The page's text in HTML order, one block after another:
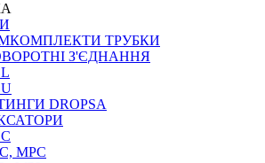
ТРУБКИ
З'ЄДНАННЯ
DROPSA
MPC